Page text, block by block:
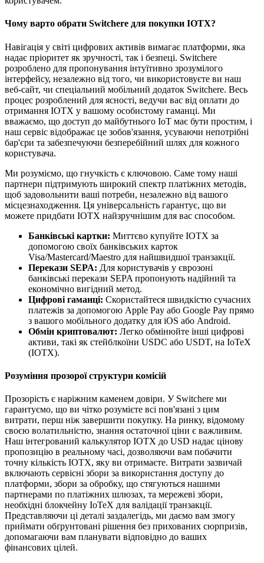
Чому варто обрати Switchere для покупки IOTX?
Навігація у світі цифрових активів вимагає платформи, яка
надає пріоритет як зручності, так і безпеці. Switchere
розроблено для пропонування інтуїтивно зрозумілого
інтерфейсу, незалежно від того, чи використовуєте ви наш
веб-сайт, чи спеціальний мобільний додаток Switchere. Весь
процес розроблений для ясності, ведучи вас від оплати до
отримання IOTX у вашому особистому гаманці. Ми
вважаємо, що доступ до майбутнього IoT має бути простим, і
наш сервіс відображає це зобов'язання, усуваючи непотрібні
бар'єри та забезпечуючи безперебійний шлях для кожного
користувача.
Ми розуміємо, що гнучкість є ключовою. Саме тому наші
партнери підтримують широкий спектр платіжних методів,
щоб задовольнити ваші потреби, незалежно від вашого
місцезнаходження. Ця універсальність гарантує, що ви
можете придбати IOTX найзручнішим для вас способом.
Банківські картки: Миттєво купуйте IOTX за
допомогою своїх банківських карток
Visa/Mastercard/Maestro для найшвидшої транзакції.
Перекази SEPA: Для користувачів у єврозоні
банківські перекази SEPA пропонують надійний та
економічно вигідний метод.
Цифрові гаманці: Скористайтеся швидкістю сучасних
платежів за допомогою Apple Pay або Google Pay прямо
з вашого мобільного додатку для iOS або Android.
Обмін криптовалют: Легко обмінюйте інші цифрові
активи, такі як стейблкоїни USDC або USDT, на IoTeX
(IOTX).
Розуміння прозорої структури комісій
Прозорість є наріжним каменем довіри. У Switchere ми
гарантуємо, що ви чітко розумієте всі пов'язані з цим
витрати, перш ніж завершити покупку. На ринку, відомому
своєю волатильністю, знання остаточної ціни є важливим.
Наш інтегрований калькулятор IOTX до USD надає цінову
пропозицію в реальному часі, дозволяючи вам побачити
точну кількість IOTX, яку ви отримаєте. Витрати зазвичай
включають сервісні збори за використання доступу до
платформи, збори за обробку, що стягуються нашими
партнерами по платіжних шлюзах, та мережеві збори,
необхідні блокчейну IoTeX для валідації транзакції.
Представляючи ці деталі заздалегідь, ми даємо вам змогу
приймати обґрунтовані рішення без прихованих сюрпризів,
допомагаючи вам планувати відповідно до ваших
фінансових цілей.